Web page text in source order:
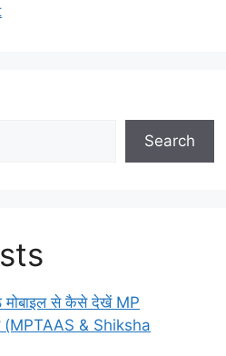
Search
मोबाइल से कैसे देखें MP
& Shiksha